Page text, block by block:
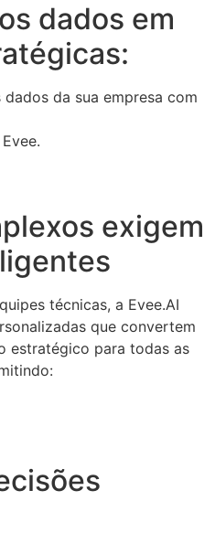
dados em
da sua empresa com
exigem
técnicas, a Evee.AI
que convertem
estratégico para todas as